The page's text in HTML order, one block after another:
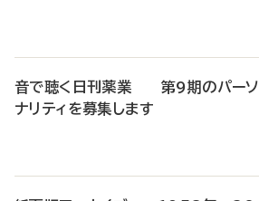
音で聴く日刊薬業 第9期のパーソ
ナリティを募集します